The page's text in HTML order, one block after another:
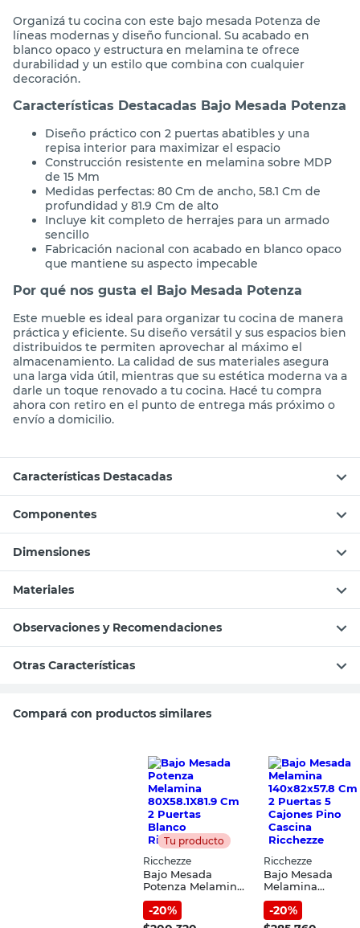
Organizá tu cocina con este bajo mesada Potenza de
líneas modernas y diseño funcional. Su acabado en
blanco opaco y estructura en melamina te ofrece
durabilidad y un estilo que combina con cualquier
decoración.
Características Destacadas Bajo Mesada Potenza
Diseño práctico con 2 puertas abatibles y una
repisa interior para maximizar el espacio
Construcción resistente en melamina sobre MDP
de 15 Mm
Medidas perfectas: 80 Cm de ancho, 58.1 Cm de
profundidad y 81.9 Cm de alto
Incluye kit completo de herrajes para un armado
sencillo
Fabricación nacional con acabado en blanco opaco
que mantiene su aspecto impecable
Por qué nos gusta el Bajo Mesada Potenza
Este mueble es ideal para organizar tu cocina de manera
práctica y eficiente. Su diseño versátil y sus espacios bien
distribuidos te permiten aprovechar al máximo el
almacenamiento. La calidad de sus materiales asegura
una larga vida útil, mientras que su estética moderna va a
darle un toque renovado a tu cocina. Hacé tu compra
ahora con retiro en el punto de entrega más próximo o
envío a domicilio.
Características Destacadas
Componentes
Dimensiones
Materiales
Observaciones y Recomendaciones
Otras Características
Compará con productos similares
Tu producto
Ricchezze
Bajo Mesada
Potenza Melamina
80X58.1X81.9 Cm 2
Puertas Blanco
Ricchezze
-20%
Ricchezze
Bajo Mesada
Melamina
140x82x57.8 Cm 2
Puertas 5 Cajones
Pino Cascina
-20%